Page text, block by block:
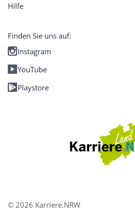
Hilfe
Finden Sie uns auf:
Instagram
YouTube
Playstore
© 2026 Karriere.NRW